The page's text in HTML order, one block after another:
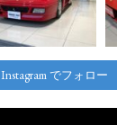
Instagram でフォロー